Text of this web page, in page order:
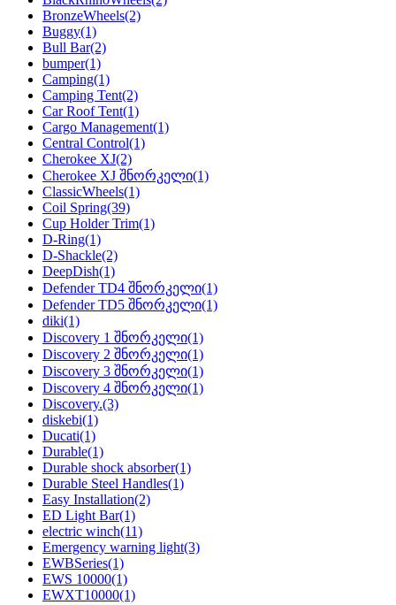
BronzeWheels(2)
Buggy(1)
Bull Bar(2)
bumper(1)
Camping(1)
Camping Tent(2)
Car Roof Tent(1)
Cargo Management(1)
Central Control(1)
Cherokee XJ(2)
Cherokee XJ შნორკელი(1)
ClassicWheels(1)
Coil Spring(39)
Cup Holder Trim(1)
D-Ring(1)
D-Shackle(2)
DeepDish(1)
Defender TD4 შნორკელი(1)
Defender TD5 შნორკელი(1)
diki(1)
Discovery 1 შნორკელი(1)
Discovery 2 შნორკელი(1)
Discovery 3 შნორკელი(1)
Discovery 4 შნორკელი(1)
Discovery.(3)
diskebi(1)
Ducati(1)
Durable(1)
Durable shock absorber(1)
Durable Steel Handles(1)
Easy Installation(2)
ED Light Bar(1)
electric winch(11)
Emergency warning light(3)
EWBSeries(1)
EWS 10000(1)
EWXT10000(1)